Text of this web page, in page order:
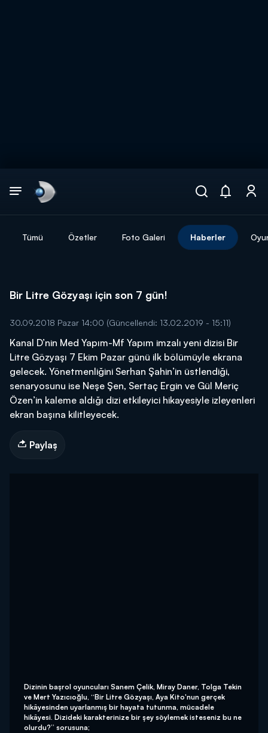
Tümü Özetler Foto Galeri Haberler
Bir Litre Gözyaşı için son 7 gün!
30.09.2018 Pazar 14:00 (Güncellendi: 13.02.2019 - 15:11)
Kanal D’nin Med Yapım-Mf Yapım imzalı yeni dizisi Bir
Litre Gözyaşı 7 Ekim Pazar günü ilk bölümüyle ekrana
gelecek. Yönetmenliğini Serhan Şahin’in üstlendiği,
senaryosunu ise Neşe Şen, Sertaç Ergin ve Gül Meriç
Özen’in kaleme aldığı dizi etkileyici hikayesiyle izleyenleri
ekran başına kilitleyecek.
Paylaş
Dizinin başrol oyuncuları Sanem Çelik, Miray Daner, Tolga Tekin
ve Mert Yazıcıoğlu, “Bir Litre Gözyaşı, Aya Kito'nun gerçek
hikâyesinden uyarlanmış bir hayata tutunma, mücadele
hikâyesi. Dizideki karakterinize bir şey söylemek isteseniz bu ne
olurdu?” sorusuna;